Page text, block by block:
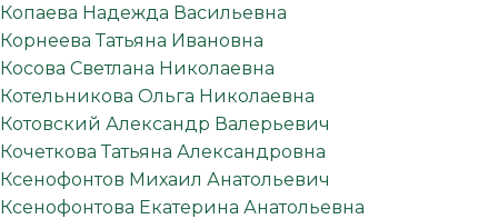
Копаева Надежда Васильевна
Корнеева Татьяна Ивановна
Косова Светлана Николаевна
Котельникова Ольга Николаевна
Котовский Александр Валерьевич
Кочеткова Татьяна Александровна
Ксенофонтов Михаил Анатольевич
Ксенофонтова Екатерина Анатольевна